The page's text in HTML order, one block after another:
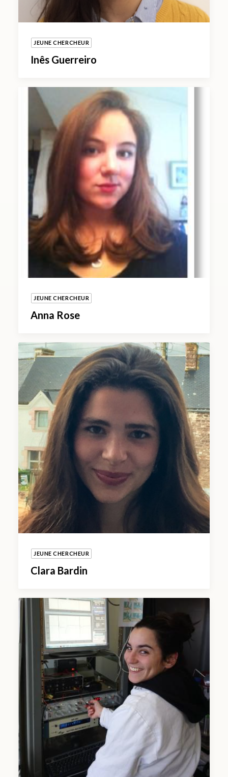
JEUNE CHERCHEUR
Inês Guerreiro
JEUNE CHERCHEUR
Anna Rose
JEUNE CHERCHEUR
Clara Bardin